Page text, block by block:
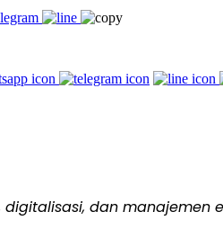
digitalisasi, dan